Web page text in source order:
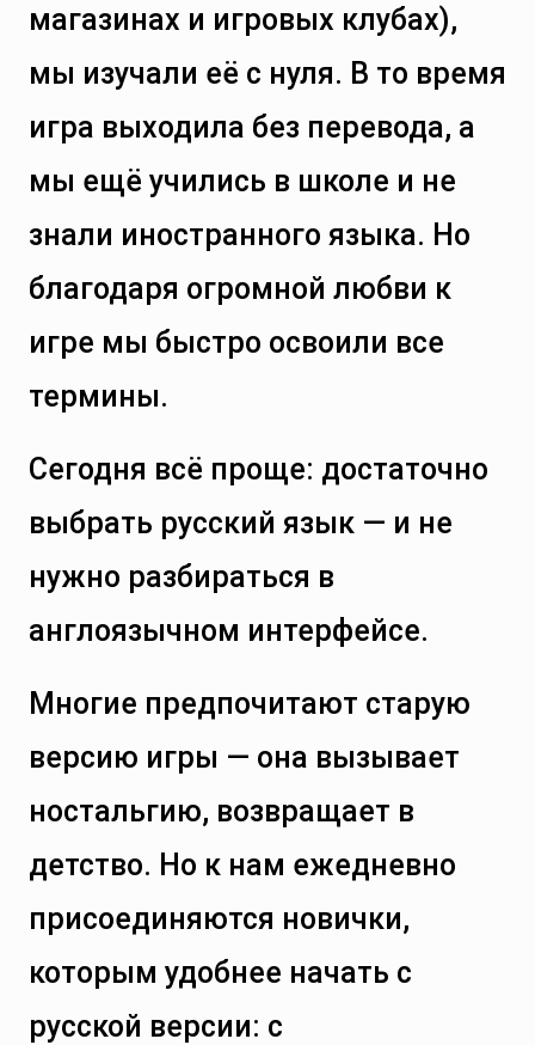
магазинах и игровых клубах),
мы изучали её с нуля. В то время
игра выходила без перевода, а
мы ещё учились в школе и не
знали иностранного языка. Но
благодаря огромной любви к
игре мы быстро освоили все
термины.
Сегодня всё проще: достаточно
выбрать русский язык — и не
нужно разбираться в
англоязычном интерфейсе.
Многие предпочитают старую
версию игры — она вызывает
ностальгию, возвращает в
детство. Но к нам ежедневно
присоединяются новички,
которым удобнее начать с
русской версии: с